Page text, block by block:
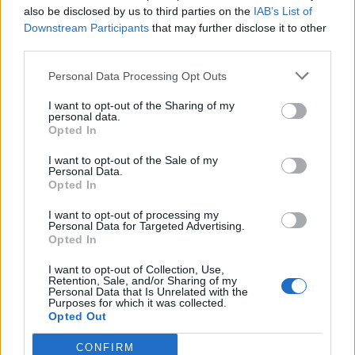
also be disclosed by us to third parties on the IAB’s List of
Downstream Participants that may further disclose it to other
Personal Data Processing Opt Outs
I want to opt-out of the Sharing of my
personal data.
Opted In
I want to opt-out of the Sale of my
Personal Data.
Opted In
I want to opt-out of processing my
Personal Data for Targeted Advertising.
Opted In
I want to opt-out of Collection, Use,
Retention, Sale, and/or Sharing of my
Personal Data that Is Unrelated with the
Purposes for which it was collected.
Opted Out
CONFIRM
Secciones destacadas
Noticias y actualidad sobre Días
Internacionales
Onomástica. Todos los santos
Semanas Internacionales
Años Internacionales